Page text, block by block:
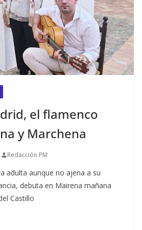
el flamenco
y Marchena
Redacción PM
adulta aunque no ajena a su
debuta en Mairena mañana
Castillo